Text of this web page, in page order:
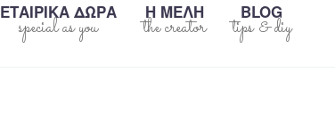
ΕΤΑΙΡΙΚΑ ΔΩΡΑ Η ΜΕΛΗ BLOG